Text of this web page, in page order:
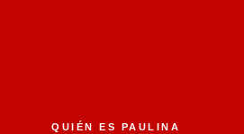
QUIÉN ES PAULINA